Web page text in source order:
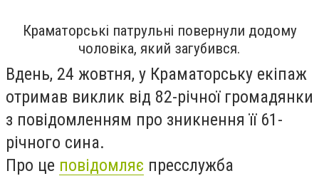
Краматорські патрульні повернули додому
чоловіка, який загубився.
Вдень, 24 жовтня, у Краматорську екіпаж
отримав виклик від 82-річної громадянки
з повідомленням про зникнення її 61-
річного сина.
Про це повідомляє пресслужба